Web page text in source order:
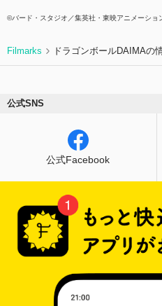
©バード・スタジオ／集英社・東映アニメーショ
Filmarks ドラゴンボールDAIMAの
公式SNS
公式Facebook